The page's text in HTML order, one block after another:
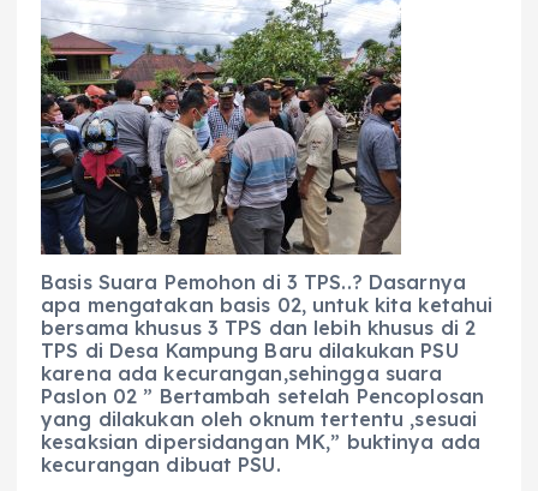
Basis Suara Pemohon di 3 TPS..? Dasarnya
apa mengatakan basis 02, untuk kita ketahui
bersama khusus 3 TPS dan lebih khusus di 2
TPS di Desa Kampung Baru dilakukan PSU
karena ada kecurangan,sehingga suara
Paslon 02 ” Bertambah setelah Pencoplosan
yang dilakukan oleh oknum tertentu ,sesuai
kesaksian dipersidangan MK,” buktinya ada
kecurangan dibuat PSU.